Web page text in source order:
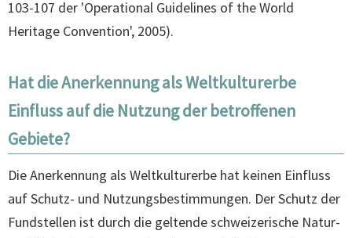
103-107 der 'Operational Guidelines of the World
Heritage Convention', 2005).
Hat die Anerkennung als Weltkulturerbe
Einfluss auf die Nutzung der betroffenen
Gebiete?
Die Anerkennung als Weltkulturerbe hat keinen Einfluss
auf Schutz- und Nutzungsbestimmungen. Der Schutz der
Fundstellen ist durch die geltende schweizerische Natur-